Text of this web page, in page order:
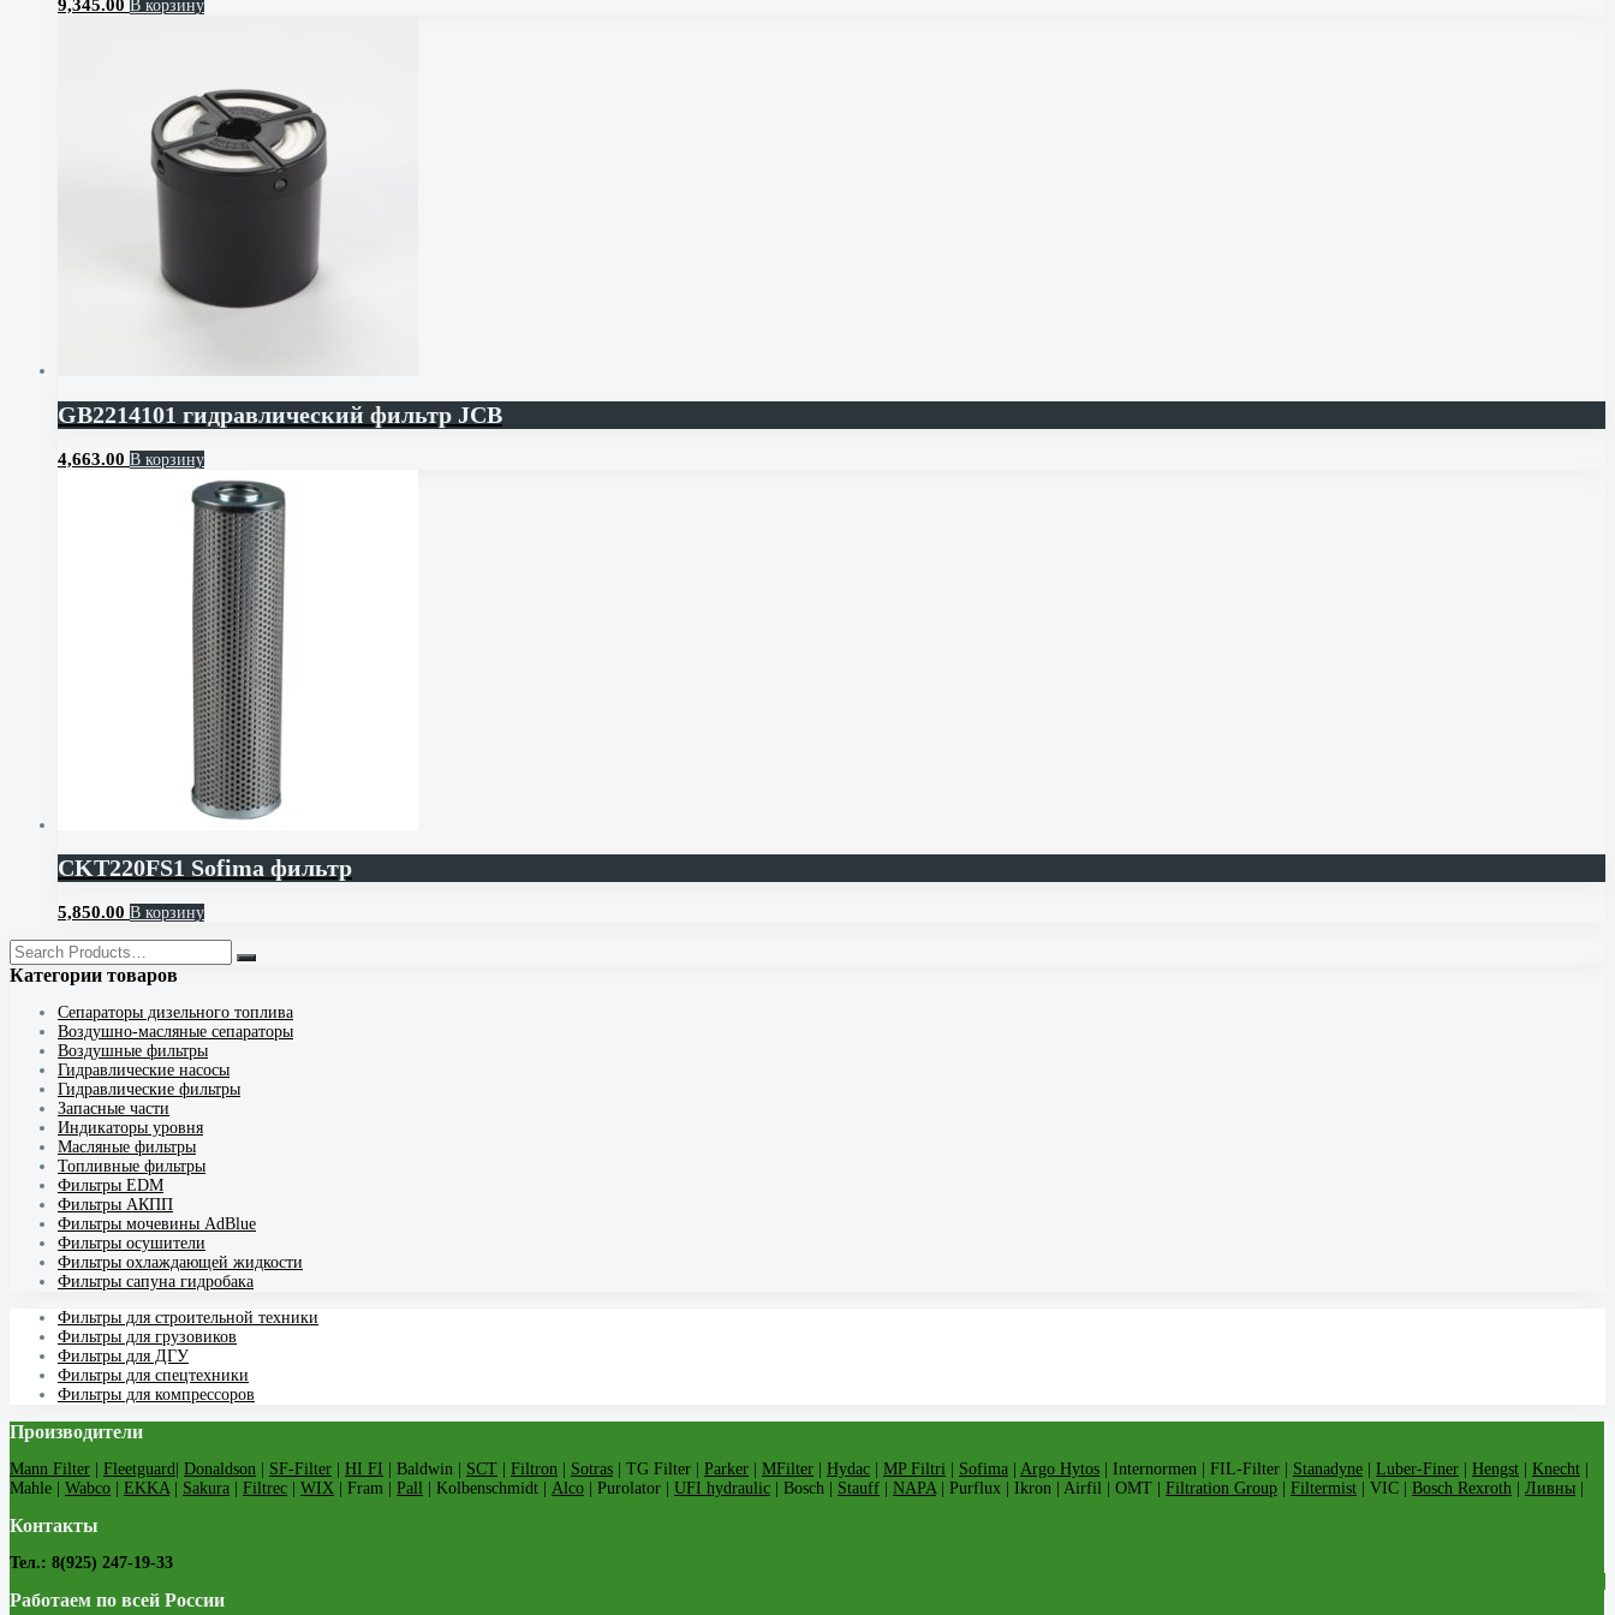
9,345.00 В корзину
GB2214101 гидравлический фильтр JCB
4,663.00 В корзину
CKT220FS1 Sofima фильтр
5,850.00 В корзину
Категории товаров
Cепараторы дизельного топлива
Воздушно-масляные сепараторы
Воздушные фильтры
Гидравлические насосы
Гидравлические фильтры
Запасные части
Индикаторы уровня
Масляные фильтры
Топливные фильтры
Фильтры EDM
Фильтры АКПП
Фильтры мочевины AdBlue
Фильтры осушители
Фильтры охлаждающей жидкости
Фильтры сапуна гидробака
Фильтры для строительной техники
Фильтры для грузовиков
Фильтры для ДГУ
Фильтры для спецтехники
Фильтры для компрессоров
Производители
Mann Filter Fleetguard Donaldson SF-Filter HI FI | Baldwin | SCT Filtron Sotras | TG Filter | Parker MFilter Hydac MP Filtri Sofima Argo Hytos | Internormen | FIL-Filter | Stanadyne Luber-Finer Hengst Knecht
Mahle | Wabco EKKA Sakura Filtrec WIX | Fram | Pall | Kolbenschmidt | Alco | Purolator | UFI hydraulic | Bosch | Stauff NAPA | Purflux | Ikron | Airfil | OMT | Filtration Group Filtermist | VIC | Bosch Rexroth Ливны
Контакты
Тел.: 8(925) 247-19-33
Работаем по всей России